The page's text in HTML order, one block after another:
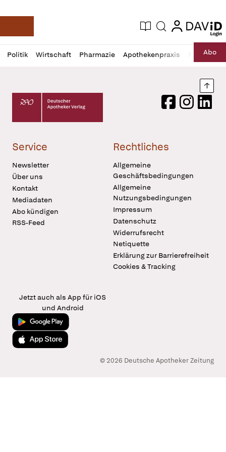
Deutsche Apotheker Zeitung
Aktuelle Ausgabe
Suche login
login
Politik Wirtschaft Pharmazie Apothekenpraxis RechtAbo
Profil
öffnen
Daz
Pur
Deutscher Apotheker Verlag Logo
FacebookInstagram
Service
Newsletter
Über uns
Kontakt
Mediadaten
Abo kündigen
RSS-Feed
Rechtliches
Allgemeine
Geschäftsbedingungen
Allgemeine
Nutzungsbedingungen
Impressum
Datenschutz
Widerrufsrecht
Netiquette
Erklärung zur Barrierefreiheit
Cookies & Tracking
Jetzt auch als App für iOS
und Android
Jetzt bei Google Play
Laden im App Store
© 2026 Deutsche Apotheker Zeitung